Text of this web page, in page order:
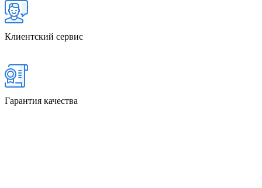
Клиентский сервис
Гарантия качества